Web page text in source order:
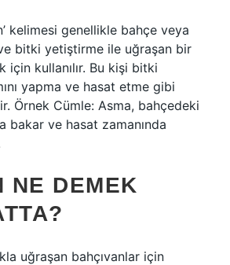
kelimesi genellikle bahçe veya
ve bitki yetiştirme ile uğraşan bir
için kullanılır. Bu kişi bitki
yapma ve hasat etme gibi
Örnek Cümle: Asma, bahçedeki
bakar ve hasat zamanında
NE DEMEK
uğraşan bahçıvanlar için